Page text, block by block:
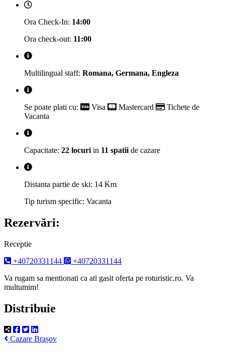
Ora Check-In: 14:00
Ora check-out: 11:00
Multilingual staff: Romana, Germana, Engleza
Se poate plati cu: Visa Mastercard
Tichete de
Vacanta
Capacitate: 22 locuri in 11 spatii de cazare
Distanta partie de ski: 14 Km
Tip turism specific: Vacanta
Rezervări:
Receptie
+40720331144
+40720331144
Va rugam sa mentionati ca ati gasit oferta pe roturistic.ro. Va
multumim!
Distribuie
Cazare Brașov